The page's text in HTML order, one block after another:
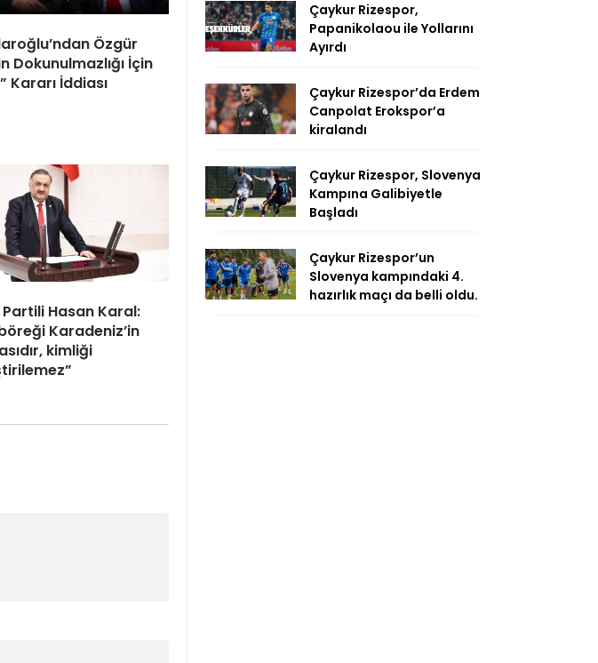
Özgür
Dokunulmazlığı İçin
Kararı İddiası
Partili Hasan Karal:
Karadeniz’in
kimliği
Çaykur Rizespor,
Papanikolaou ile Yollarını
Ayırdı
Çaykur Rizespor’da Erdem
Canpolat Erokspor’a
kiralandı
Çaykur Rizespor, Slovenya
Kampına Galibiyetle
Başladı
Çaykur Rizespor’un
Slovenya kampındaki 4.
hazırlık maçı da belli oldu.